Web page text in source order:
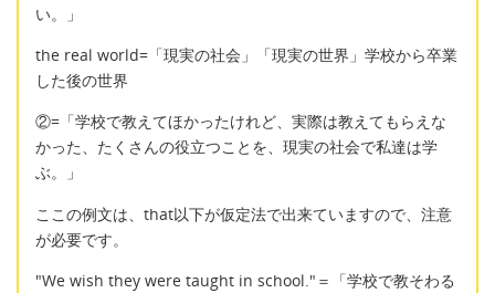
い。」
the real world=「現実の社会」「現実の世界」学校から卒業
した後の世界
②=「学校で教えてほかったけれど、実際は教えてもらえな
かった、たくさんの役立つことを、現実の社会で私達は学
ぶ。」
ここの例文は、that以下が仮定法で出来ていますので、注意
が必要です。
"We wish they were taught in school."＝「学校で教そわる